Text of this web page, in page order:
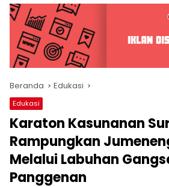
Beranda Edukasi
Edukasi
Karaton Kasunanan
Rampungkan
Melalui Labuhan
Panggenan